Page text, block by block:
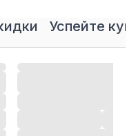
Успейте